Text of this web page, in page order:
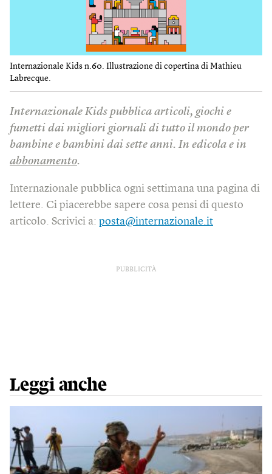
Internazionale Kids n.60. Illustrazione di copertina di Mathieu
Labrecque.
Internazionale Kids pubblica articoli, giochi e
fumetti dai migliori giornali di tutto il mondo per
bambine e bambini dai sette anni. In edicola e in
abbonamento.
Internazionale pubblica ogni settimana una pagina di
lettere. Ci piacerebbe sapere cosa pensi di questo
articolo. Scrivici a: posta@internazionale.it
PUBBLICITÀ
Leggi anche